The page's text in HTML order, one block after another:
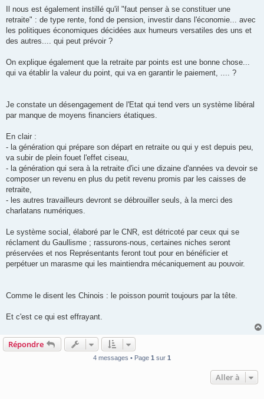
Il nous est également instillé qu'il "faut penser à se constituer une
retraite" : de type rente, fond de pension, investir dans l'économie... avec
les politiques économiques décidées aux humeurs versatiles des uns et
des autres.... qui peut prévoir ?
On explique également que la retraite par points est une bonne chose...
qui va établir la valeur du point, qui va en garantir le paiement, .... ?
Je constate un désengagement de l'Etat qui tend vers un système libéral
par manque de moyens financiers étatiques.
En clair :
- la génération qui prépare son départ en retraite ou qui y est depuis peu,
va subir de plein fouet l'effet ciseau,
- la génération qui sera à la retraite d'ici une dizaine d'années va devoir se
composer un revenu en plus du petit revenu promis par les caisses de
retraite,
- les autres travailleurs devront se débrouiller seuls, à la merci des
charlatans numériques.
Le système social, élaboré par le CNR, est détricoté par ceux qui se
réclament du Gaullisme ; rassurons-nous, certaines niches seront
préservées et nos Représentants feront tout pour en bénéficier et
perpétuer un marasme qui les maintiendra mécaniquement au pouvoir.
Comme le disent les Chinois : le poisson pourrit toujours par la tête.
Et c'est ce qui est effrayant.
Répondre
4 messages • Page 1 sur 1
Aller à